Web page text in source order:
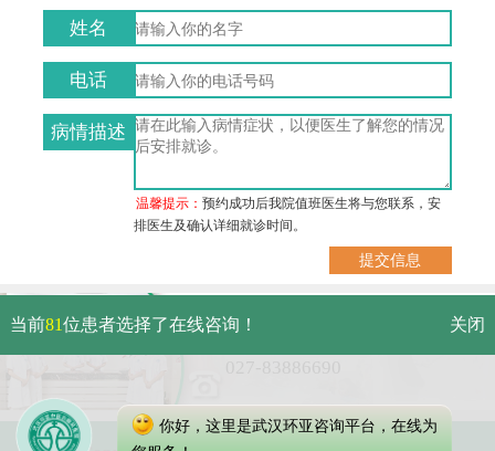
姓名
电话
病情描述
温馨提示：预约成功后我院值班医生将与您联系，安
排医生及确认详细就诊时间。
武汉市硚口区解放大道479号
免费电话：
当前81位患者选择了在线咨询！ 关闭
你好，这里是武汉环亚咨询平台，在线为